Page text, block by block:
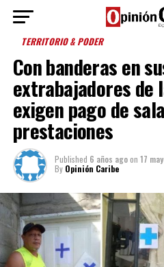
TERRITORIO & PODER
Con banderas en
extrabajadores de
exigen pago de
prestaciones
Published 6 años agoon 17
By Opinión Caribe